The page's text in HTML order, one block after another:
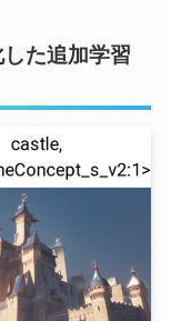
た追加学習